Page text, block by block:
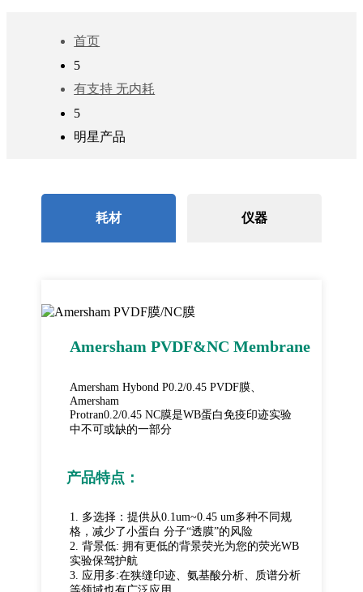
首页
5
有支持 无内耗
5
明星产品
耗材 仪器
Amersham PVDF&NC Membrane
Amersham Hybond P0.2/0.45 PVDF膜、
Amersham
Protran0.2/0.45 NC膜是WB蛋白免疫印迹实验
中不可或缺的一部分
产品特点：
1. 多选择：提供从0.1um~0.45 um多种不同规
格，减少了小蛋白 分子“透膜”的风险
2. 背景低: 拥有更低的背景荧光为您的荧光WB
实验保驾护航
3. 应用多:在狭缝印迹、氨基酸分析、质谱分析